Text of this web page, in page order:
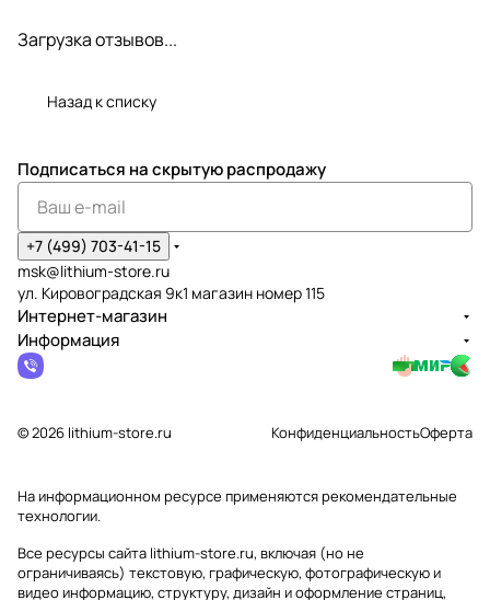
Загрузка отзывов...
Назад к списку
Подписаться на скрытую распродажу
+7 (499) 703-41-15
msk@lithium-store.ru
ул. Кировоградская 9к1 магазин номер 115
Интернет-магазин
Информация
© 2026 lithium-store.ru КонфиденциальностьОферта
На информационном ресурсе применяютсярекомендательные
технологии.
Все ресурсы сайта lithium-store.ru, включая (но не
ограничиваясь) текстовую, графическую, фотографическую и
видео информацию, структуру, дизайн и оформление страниц,